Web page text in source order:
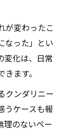
が変わったこ
なった」とい
変化は、日常
ます。
クンダリニー
うケースも報
理のないペー